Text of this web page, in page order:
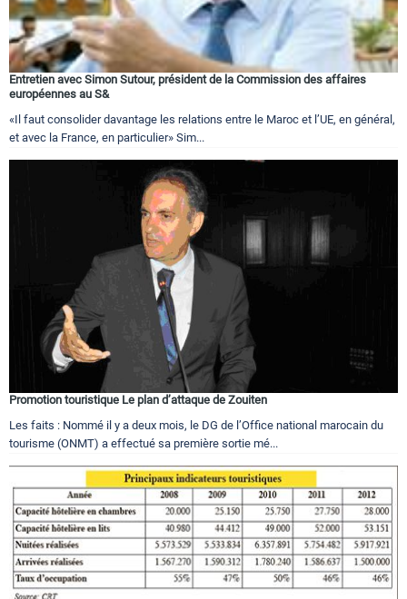
Entretien avec Simon Sutour, président de la Commission des affaires
européennes au S&
«Il faut consolider davantage les relations entre le Maroc et l’UE, en général,
et avec la France, en particulier» Sim...
Promotion touristique Le plan d’attaque de Zouiten
Les faits : Nommé il y a deux mois, le DG de l’Office national marocain du
tourisme (ONMT) a effectué sa première sortie mé...